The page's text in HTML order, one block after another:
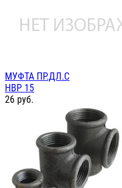
МУФТА ПР.ДЛ.С
НВР 15
26 руб.